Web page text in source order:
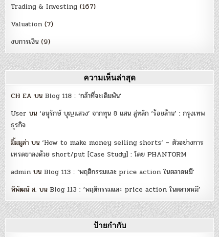
Trading & Investing (167)
Valuation (7)
งบการเงิน (9)
ความเห็นล่าสุด
CH EA บนBlog 118 : ‘กล้าที่จะเดิมพัน’
User บน‘อนุรักษ์ บุญแสวง’ จากทุน 8 แสน สู่หลัก ‘ร้อยล้าน’ : กรุงเทพ
ธุรกิจ
มิ้มมูล่า บน‘How to make money selling shorts’ – ตัวอย่างการ
เทรดขาลงด้วย short/put [Case Study] : โดย PHANTORM
admin บนBlog 113 : ‘พฤติกรรมและ price action ในตลาดหมี’
พิพัฒน์ ส. บนBlog 113 : ‘พฤติกรรมและ price action ในตลาดหมี’
ป้ายกำกับ